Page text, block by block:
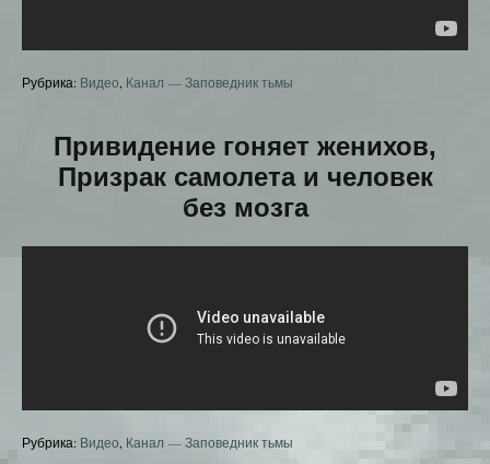
Рубрика: Видео Канал — Заповедник тьмы
Привидение гоняет женихов,
Призрак самолета и человек
без мозга
Рубрика: Видео, Канал — Заповедник тьмы